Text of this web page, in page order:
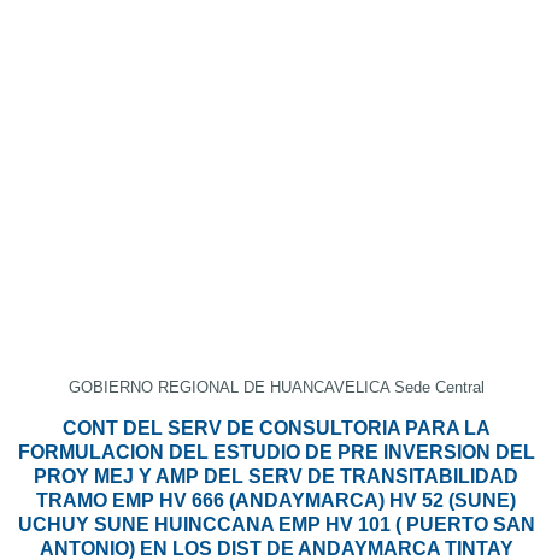
GOBIERNO REGIONAL DE HUANCAVELICA Sede Central
CONT DEL SERV DE CONSULTORIA PARA LA
FORMULACION DEL ESTUDIO DE PRE INVERSION DEL
PROY MEJ Y AMP DEL SERV DE TRANSITABILIDAD
TRAMO EMP HV 666 (ANDAYMARCA) HV 52 (SUNE)
UCHUY SUNE HUINCCANA EMP HV 101 ( PUERTO SAN
ANTONIO) EN LOS DIST DE ANDAYMARCA TINTAY